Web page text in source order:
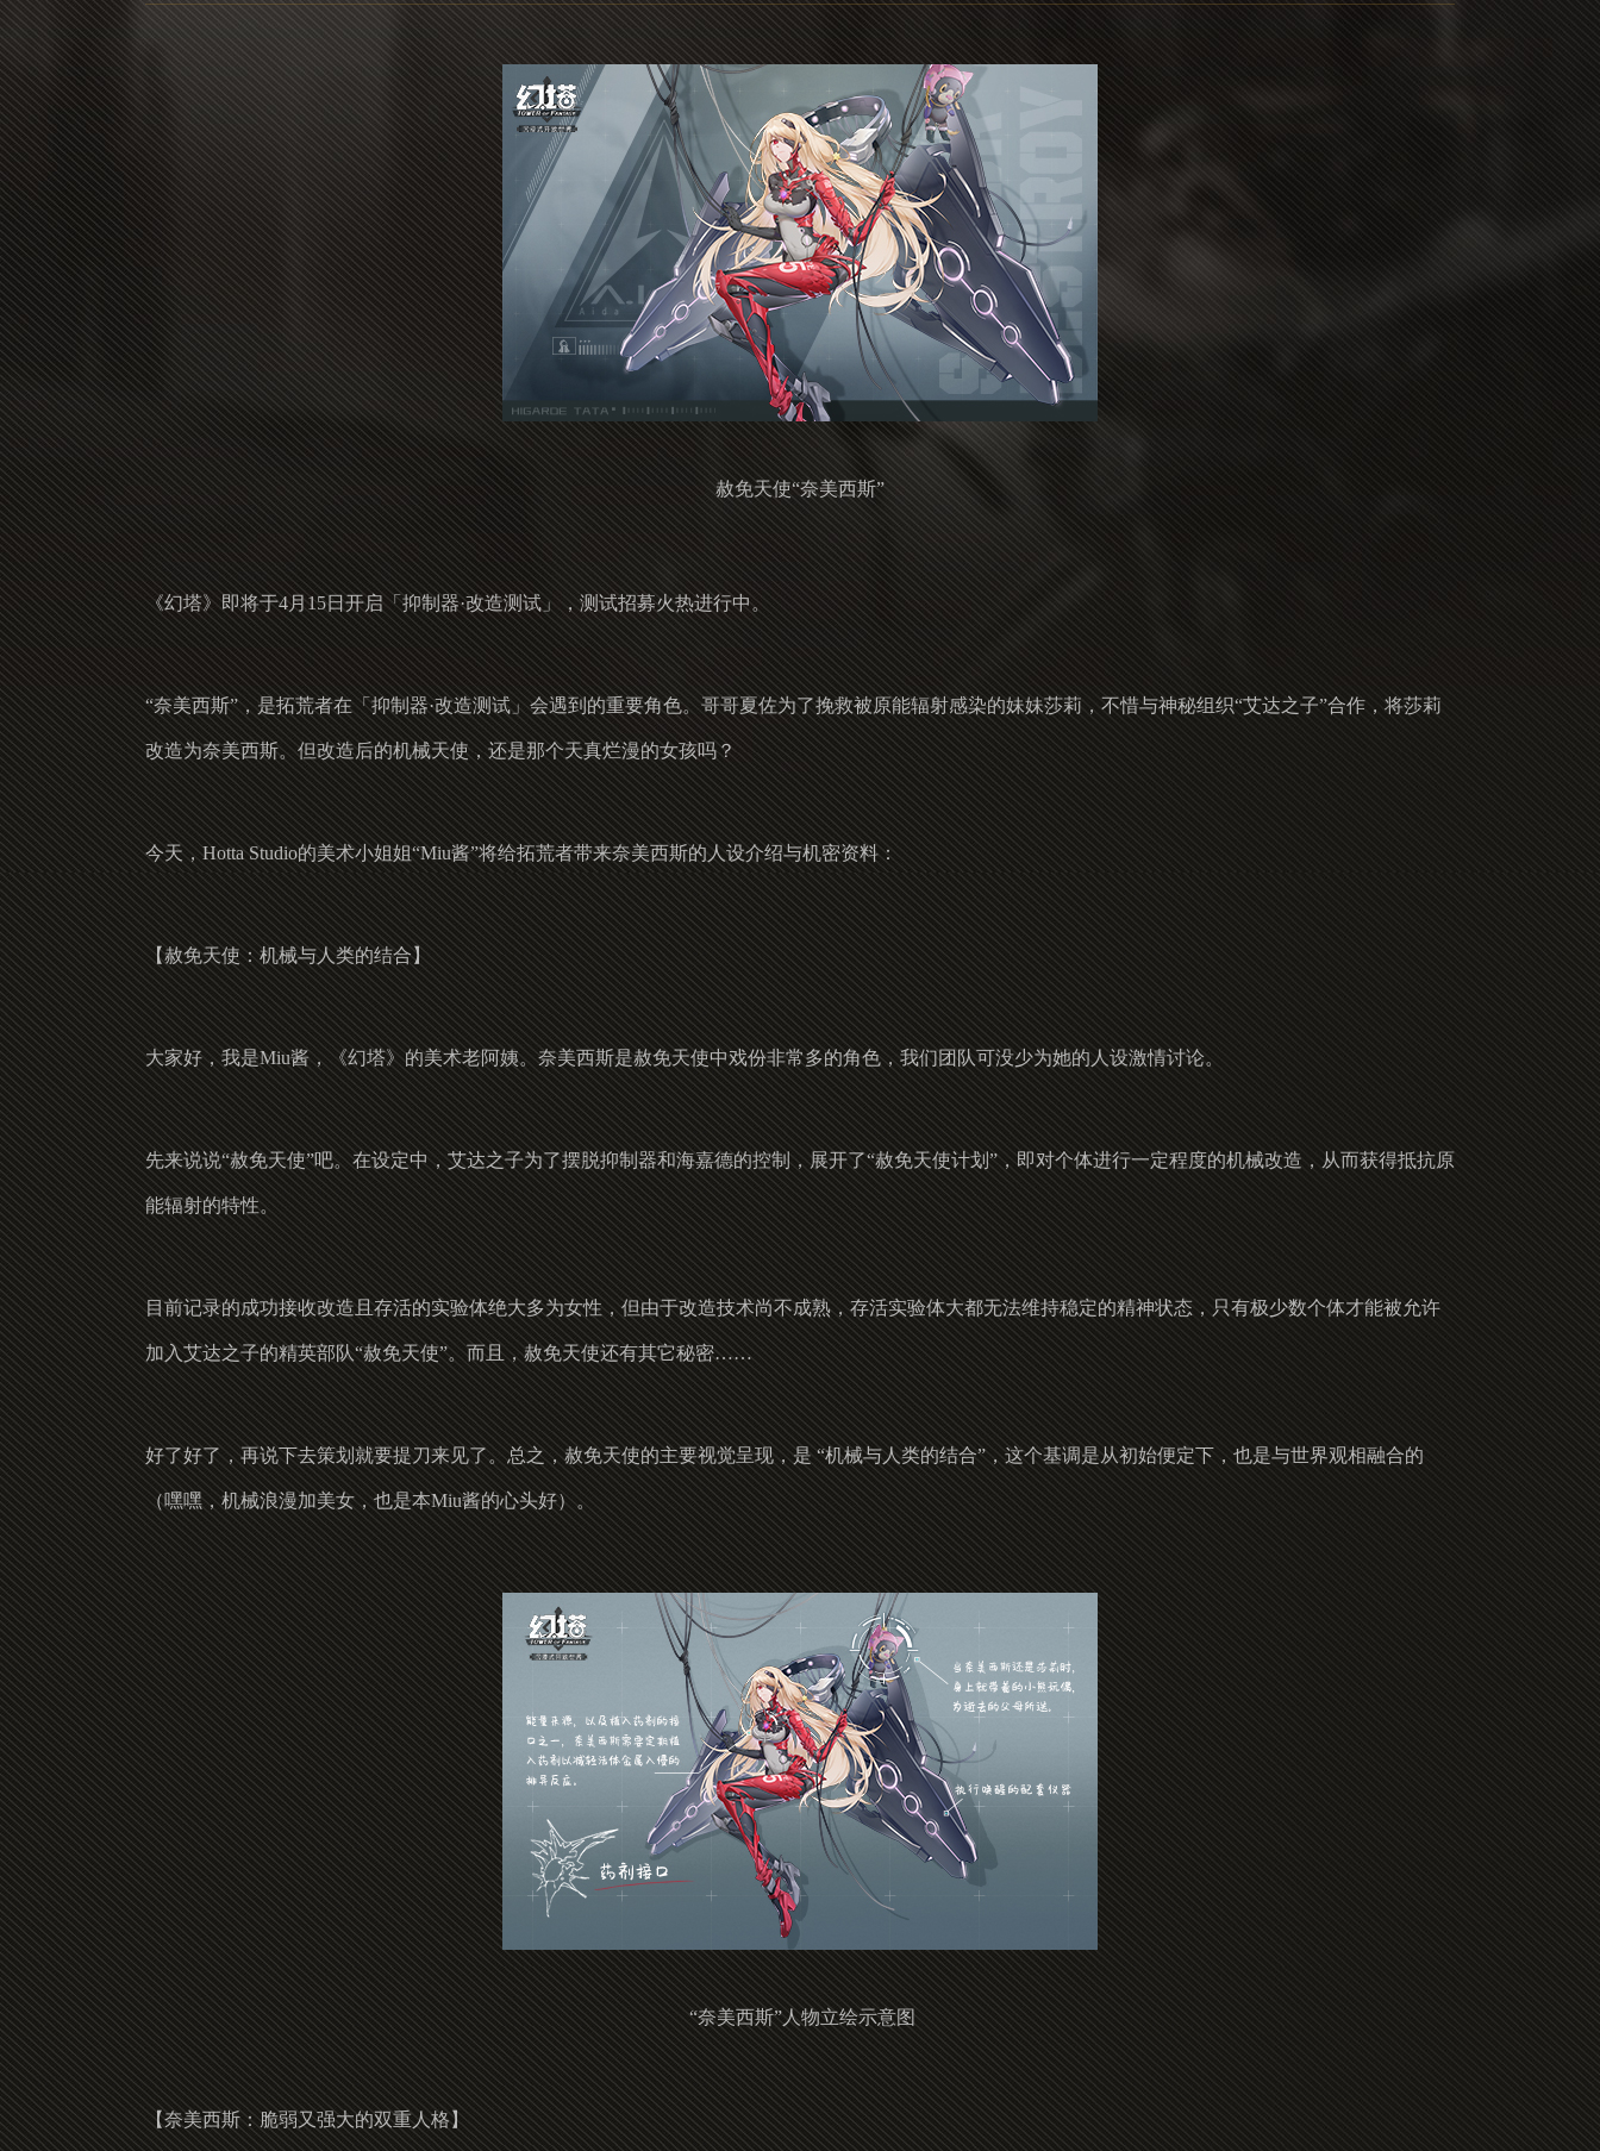
赦免天使“奈美西斯”
《幻塔》即将于4月15日开启「抑制器·改造测试」，测试招募火热进行中。
“奈美西斯”，是拓荒者在「抑制器·改造测试」会遇到的重要角色。哥哥夏佐为了挽救被原能辐射感染的妹妹莎莉，不惜与神秘组织“艾达之子”合作，将莎莉
改造为奈美西斯。但改造后的机械天使，还是那个天真烂漫的女孩吗？
今天，Hotta Studio的美术小姐姐“Miu酱”将给拓荒者带来奈美西斯的人设介绍与机密资料：
【赦免天使：机械与人类的结合】
大家好，我是Miu酱，《幻塔》的美术老阿姨。奈美西斯是赦免天使中戏份非常多的角色，我们团队可没少为她的人设激情讨论。
先来说说“赦免天使”吧。在设定中，艾达之子为了摆脱抑制器和海嘉德的控制，展开了“赦免天使计划”，即对个体进行一定程度的机械改造，从而获得抵抗原
能辐射的特性。
目前记录的成功接收改造且存活的实验体绝大多为女性，但由于改造技术尚不成熟，存活实验体大都无法维持稳定的精神状态，只有极少数个体才能被允许
加入艾达之子的精英部队“赦免天使”。而且，赦免天使还有其它秘密……
好了好了，再说下去策划就要提刀来见了。总之，赦免天使的主要视觉呈现，是 “机械与人类的结合”，这个基调是从初始便定下，也是与世界观相融合的
（嘿嘿，机械浪漫加美女，也是本Miu酱的心头好）。
“奈美西斯”人物立绘示意图
【奈美西斯：脆弱又强大的双重人格】